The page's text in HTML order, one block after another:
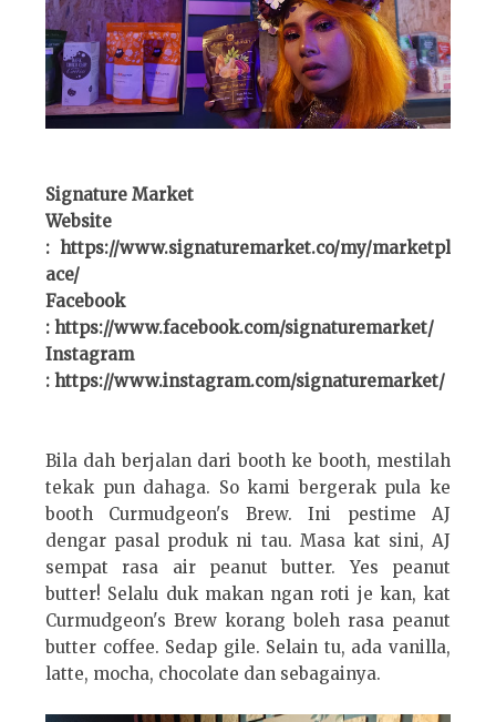
Signature Market
Website
: https://www.signaturemarket.co/my/marketpl
ace/
Facebook
: https://www.facebook.com/signaturemarket/
Instagram
: https://www.instagram.com/signaturemarket/
Bila dah berjalan dari booth ke booth, mestilah
tekak pun dahaga. So kami bergerak pula ke
booth Curmudgeon's Brew. Ini pestime AJ
dengar pasal produk ni tau. Masa kat sini, AJ
sempat rasa air peanut butter. Yes peanut
butter! Selalu duk makan ngan roti je kan, kat
Curmudgeon's Brew korang boleh rasa peanut
butter coffee. Sedap gile. Selain tu, ada vanilla,
latte, mocha, chocolate dan sebagainya.